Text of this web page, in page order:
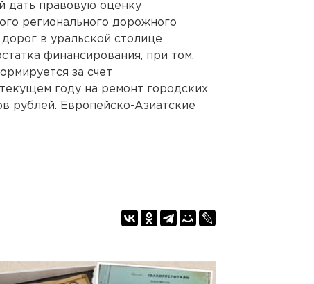
дать правовую оценку
регионального дорожного
в уральской столице
финансирования, при том,
за счет
году на ремонт городских
рублей. Европейско-Азиатские